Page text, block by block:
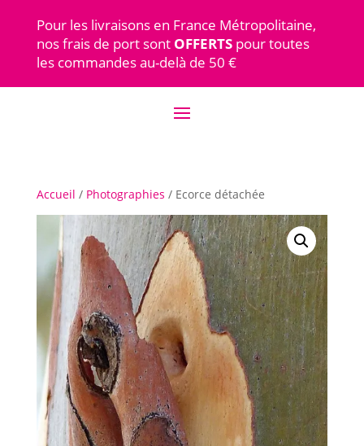
Pour les livraisons en France Métropolitaine,
nos frais de port sont OFFERTSpour toutes
les commandes au-delà de 50 €
Accueil / Photographies / Ecorce détachée